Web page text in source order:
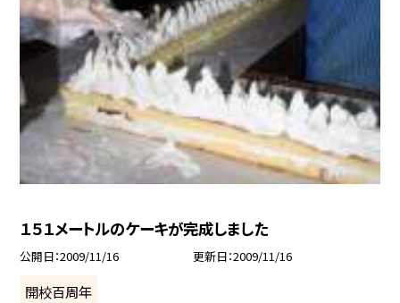
１５１メートルのケーキが完成しました
公開日 2009/11/16 更新日 2009/11/16
開校百周年